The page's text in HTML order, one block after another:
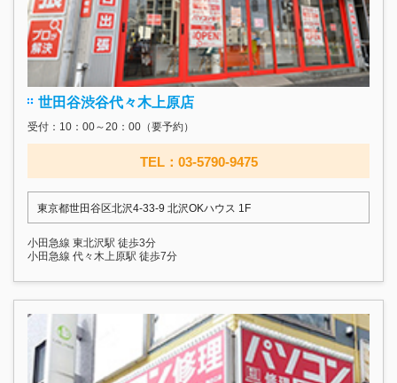
世田谷渋谷代々木上原店
受付：10：00～20：00（要予約）
TEL：03-5790-9475
東京都世田谷区北沢4-33-9 北沢OKハウス 1F
小田急線 東北沢駅 徒歩3分
小田急線 代々木上原駅 徒歩7分